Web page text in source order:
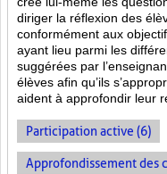
diriger la réflexion des
conformément aux
ayant lieu parmi les
suggérées par
élèves afin qu’ils
aident à approfondir leur
Participation active (6)
Approfondissement des